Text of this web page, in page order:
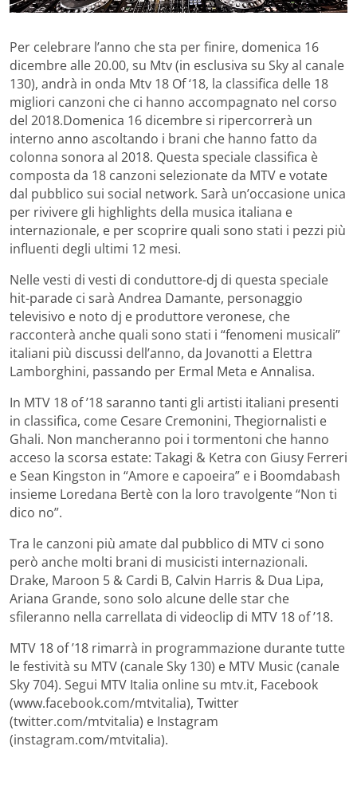
Per celebrare l’anno che sta per finire, domenica 16
dicembre alle 20.00, su Mtv (in esclusiva su Sky al canale
130), andrà in onda Mtv 18 Of ‘18, la classifica delle 18
migliori canzoni che ci hanno accompagnato nel corso
del 2018.Domenica 16 dicembre si ripercorrerà un
interno anno ascoltando i brani che hanno fatto da
colonna sonora al 2018. Questa speciale classifica è
composta da 18 canzoni selezionate da MTV e votate
dal pubblico sui social network. Sarà un’occasione unica
per rivivere gli highlights della musica italiana e
internazionale, e per scoprire quali sono stati i pezzi più
influenti degli ultimi 12 mesi.
Nelle vesti di vesti di conduttore-dj di questa speciale
hit-parade ci sarà Andrea Damante, personaggio
televisivo e noto dj e produttore veronese, che
racconterà anche quali sono stati i “fenomeni musicali”
italiani più discussi dell’anno, da Jovanotti a Elettra
Lamborghini, passando per Ermal Meta e Annalisa.
In MTV 18 of ’18 saranno tanti gli artisti italiani presenti
in classifica, come Cesare Cremonini, Thegiornalisti e
Ghali. Non mancheranno poi i tormentoni che hanno
acceso la scorsa estate: Takagi & Ketra con Giusy Ferreri
e Sean Kingston in “Amore e capoeira” e i Boomdabash
insieme Loredana Bertè con la loro travolgente “Non ti
dico no”.
Tra le canzoni più amate dal pubblico di MTV ci sono
però anche molti brani di musicisti internazionali.
Drake, Maroon 5 & Cardi B, Calvin Harris & Dua Lipa,
Ariana Grande, sono solo alcune delle star che
sfileranno nella carrellata di videoclip di MTV 18 of ’18.
MTV 18 of ’18 rimarrà in programmazione durante tutte
le festività su MTV (canale Sky 130) e MTV Music (canale
Sky 704). Segui MTV Italia online su mtv.it, Facebook
(www.facebook.com/mtvitalia), Twitter
(twitter.com/mtvitalia) e Instagram
(instagram.com/mtvitalia).